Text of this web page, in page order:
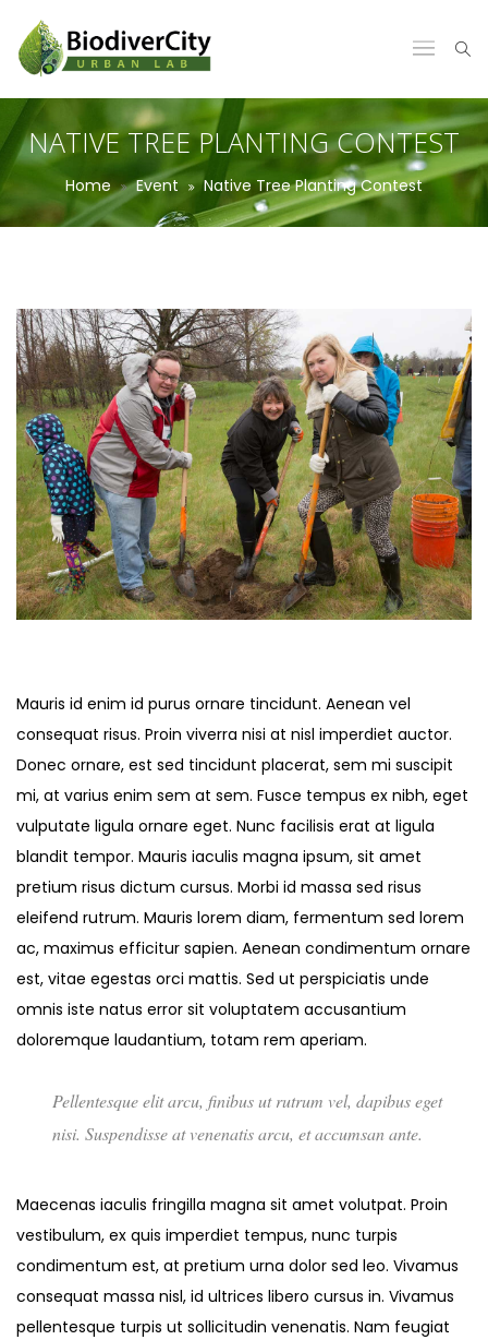
NATIVE TREE PLANTING CONTEST
Home Event Native Tree Planting Contest
Mauris id enim id purus ornare tincidunt. Aenean vel
consequat risus. Proin viverra nisi at nisl imperdiet auctor.
Donec ornare, est sed tincidunt placerat, sem mi suscipit
mi, at varius enim sem at sem. Fusce tempus ex nibh, eget
vulputate ligula ornare eget. Nunc facilisis erat at ligula
blandit tempor. Mauris iaculis magna ipsum, sit amet
pretium risus dictum cursus. Morbi id massa sed risus
eleifend rutrum. Mauris lorem diam, fermentum sed lorem
ac, maximus efficitur sapien. Aenean condimentum ornare
est, vitae egestas orci mattis. Sed ut perspiciatis unde
omnis iste natus error sit voluptatem accusantium
doloremque laudantium, totam rem aperiam.
Pellentesque elit arcu, finibus ut rutrum vel, dapibus eget
nisi. Suspendisse at venenatis arcu, et accumsan ante.
Maecenas iaculis fringilla magna sit amet volutpat. Proin
vestibulum, ex quis imperdiet tempus, nunc turpis
condimentum est, at pretium urna dolor sed leo. Vivamus
consequat massa nisl, id ultrices libero cursus in. Vivamus
pellentesque turpis ut sollicitudin venenatis. Nam feugiat